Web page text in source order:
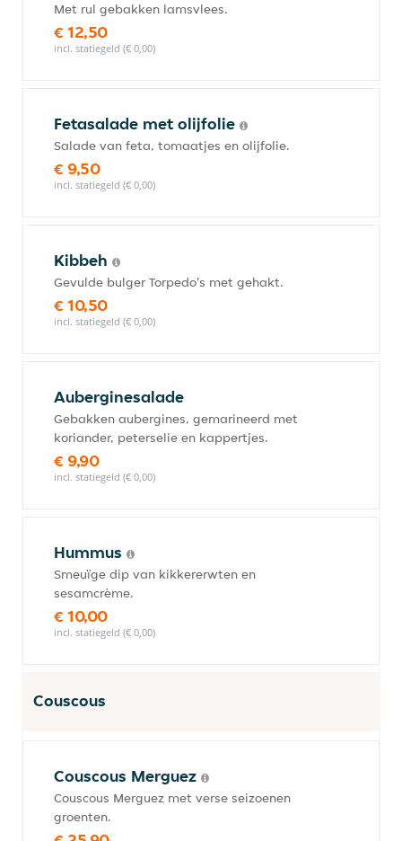
Met rul gebakken lamsvlees.
€ 12,50
incl. statiegeld (€ 0,00)
Fetasalade met olijfolie
Salade van feta, tomaatjes en olijfolie.
€ 9,50
incl. statiegeld (€ 0,00)
Kibbeh
Gevulde bulger Torpedo's met gehakt.
€ 10,50
incl. statiegeld (€ 0,00)
Auberginesalade
Gebakken aubergines, gemarineerd met
koriander, peterselie en kappertjes.
€ 9,90
incl. statiegeld (€ 0,00)
Hummus
Smeuïge dip van kikkererwten en
sesamcrème.
€ 10,00
incl. statiegeld (€ 0,00)
Couscous
Couscous Merguez
Couscous Merguez met verse seizoenen
groenten.